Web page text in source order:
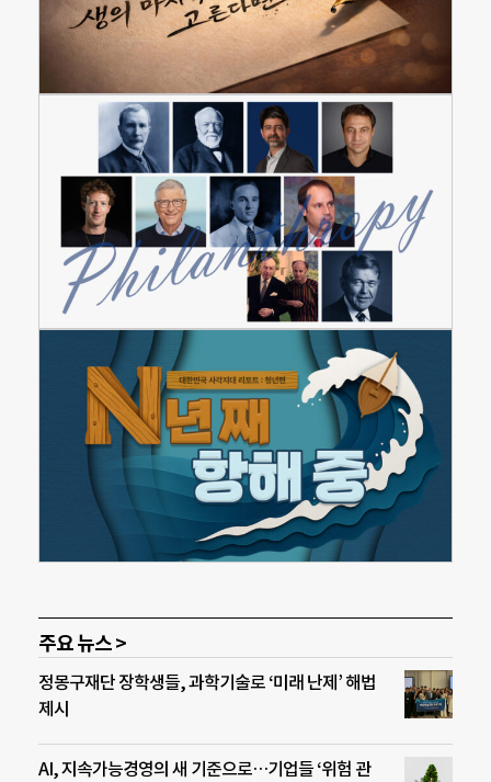
주요 뉴스 >
정몽구재단 장학생들, 과학기술로 ‘미래 난제’ 해법
제시
AI, 지속가능경영의 새 기준으로…기업들 ‘위험 관